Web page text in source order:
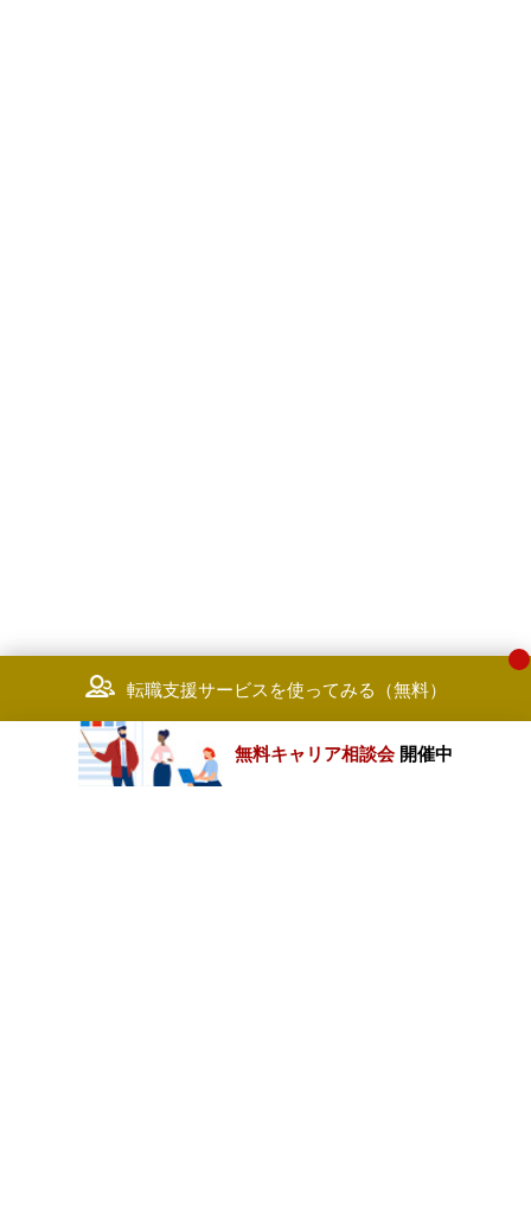
転職支援サービスを使ってみる（無料）
無料キャリア相談会 開催中